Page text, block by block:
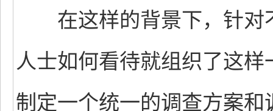
在这样的背景下，针对
人士如何看待就组织了这
制定一个统一的调查方案